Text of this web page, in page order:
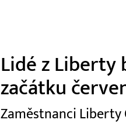
Lidé z Liberty
začátku
Zaměstnanci Liberty